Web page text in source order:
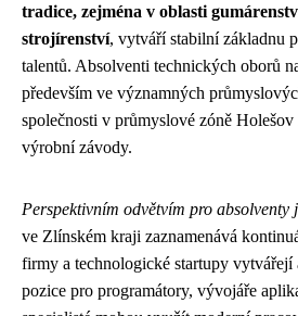
tradice, zejména v oblasti
strojírenství, vytváří stabilní základnu
talentů. Absolventi technických oborů
především ve významných
společnosti v průmyslové zóně
výrobní závody.
Perspektivním odvětvím pro absolventy
ve Zlínském kraji zaznamenává
firmy a technologické startupy
pozice pro programátory, vývojáře